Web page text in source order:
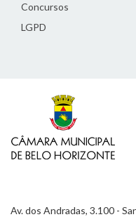
Concursos
LGPD
Av. dos Andradas, 3.100 -